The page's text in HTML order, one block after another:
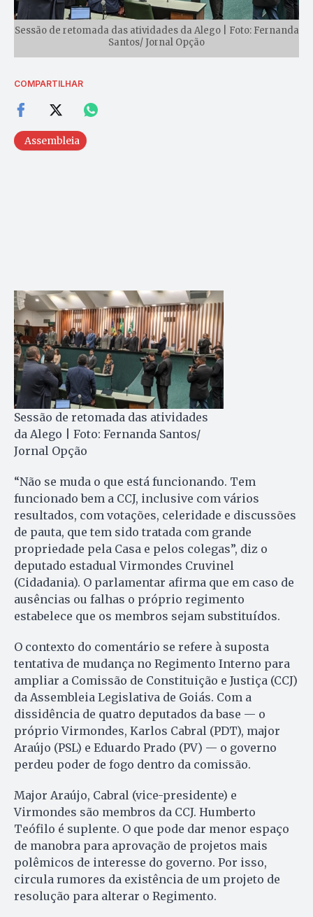
Sessão de retomada das atividades da Alego | Foto: Fernanda
Santos/ Jornal Opção
COMPARTILHAR
Assembleia
Sessão de retomada das atividades
da Alego | Foto: Fernanda Santos/
Jornal Opção
“Não se muda o que está funcionando. Tem
funcionado bem a CCJ, inclusive com vários
resultados, com votações, celeridade e discussões
de pauta, que tem sido tratada com grande
propriedade pela Casa e pelos colegas”, diz o
deputado estadual Virmondes Cruvinel
(Cidadania). O parlamentar afirma que em caso de
ausências ou falhas o próprio regimento
estabelece que os membros sejam substituídos.
O contexto do comentário se refere à suposta
tentativa de mudança no Regimento Interno para
ampliar a Comissão de Constituição e Justiça (CCJ)
da Assembleia Legislativa de Goiás. Com a
dissidência de quatro deputados da base — o
próprio Virmondes, Karlos Cabral (PDT), major
Araújo (PSL) e Eduardo Prado (PV) — o governo
perdeu poder de fogo dentro da comissão.
Major Araújo, Cabral (vice-presidente) e
Virmondes são membros da CCJ. Humberto
Teófilo é suplente. O que pode dar menor espaço
de manobra para aprovação de projetos mais
polêmicos de interesse do governo. Por isso,
circula rumores da existência de um projeto de
resolução para alterar o Regimento.